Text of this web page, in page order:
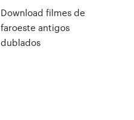
Download filmes de
faroeste antigos
dublados